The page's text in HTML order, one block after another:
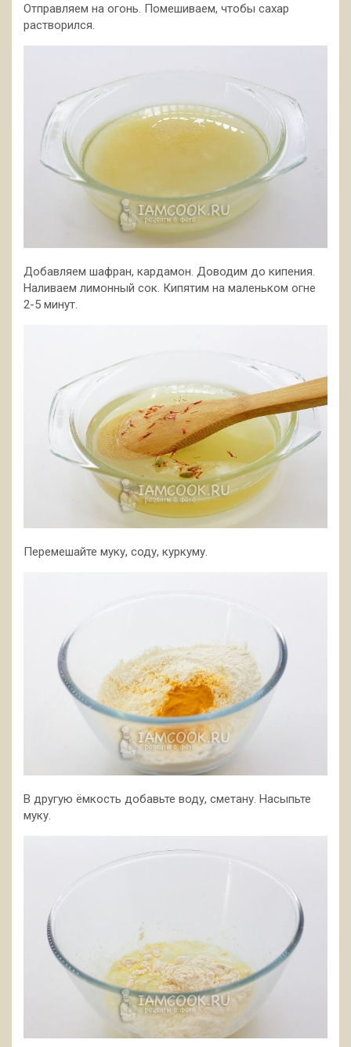
Отправляем на огонь. Помешиваем, чтобы сахар
растворился.
Добавляем шафран, кардамон. Доводим до кипения.
Наливаем лимонный сок. Кипятим на маленьком огне
2-5 минут.
Перемешайте муку, соду, куркуму.
В другую ёмкость добавьте воду, сметану. Насыпьте
муку.